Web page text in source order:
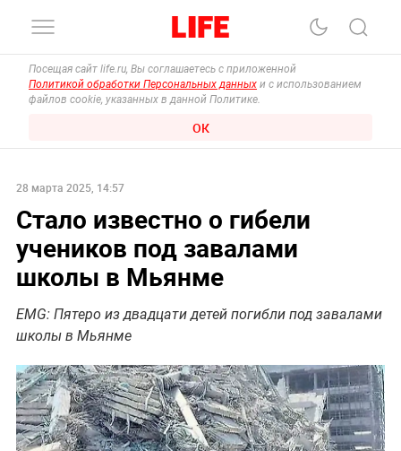
Посещая сайт life.ru, Вы соглашаетесь с приложенной
Политикой обработки Персональных данных и с использованием
файлов cookie, указанных в данной Политике.
ОК
28 марта 2025, 14:57
Стало известно о гибели
учеников под завалами
школы в Мьянме
EMG: Пятеро из двадцати детей погибли под завалами
школы в Мьянме